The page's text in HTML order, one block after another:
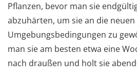
Pflanzen, bevor man sie
abzuhärten, um sie an die neuen
Umgebungsbedingungen zu
man sie am besten etwa eine
nach draußen und holt sie